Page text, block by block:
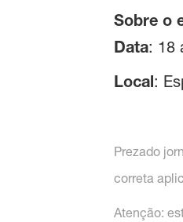
Sobre o
Data: 18
Local:
Prezado
correta
Atenção: